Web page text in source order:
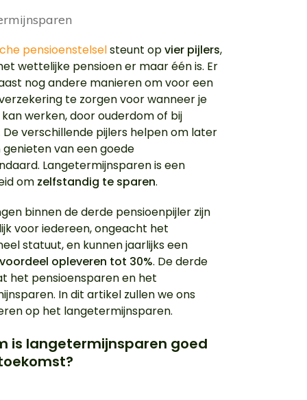
pensioenstelselsteunt opvier pijlers,
wettelijke pensioen er maar één is. Er
nog andere manieren om voor een
te zorgen voor wanneer je
werken, door ouderdom of bij
De verschillende pijlers helpen om later
van een goede
Langetermijnsparen is een
om zelfstandig te sparen.
binnen de derde pensioenpijler zijn
voor iedereen, ongeacht het
statuut, en kunnen jaarlijks een
opleveren tot 30%. De derde
het pensioensparen en het
In dit artikel zullen we ons
op het langetermijnsparen.
is langetermijnsparen goed